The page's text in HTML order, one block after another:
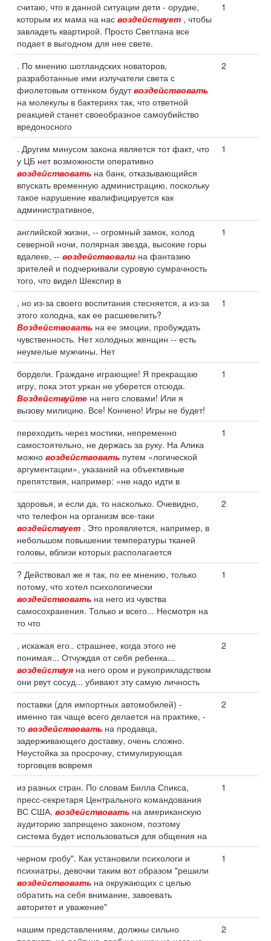
считаю, что в данной ситуации дети - орудие,
которым их мама на нас воздействует , чтобы
завладеть квартирой. Просто Светлана все
подает в выгодном для нее свете.
1
. По мнению шотландских новаторов,
разработанные ими излучатели света с
фиолетовым оттенком будутвоздействовать
на молекулы в бактериях так, что ответной
реакцией станет своеобразное самоубийство
вредоносного
2
. Другим минусом закона является тот факт, что
у ЦБ нет возможности оперативно
воздействовать на банк, отказывающийся
впускать временную администрацию, поскольку
такое нарушение квалифицируется как
административное,
1
английской жизни, -- огромный замок, холод
северной ночи, полярная звезда, высокие горы
вдалеке, -- воздействовали на фантазию
зрителей и подчеркивали суровую сумрачность
того, что видел Шекспир в
1
, но из-за своего воспитания стесняется, а из-за
этого холодна, как ее расшевелить?
Воздействовать на ее эмоции, пробуждать
чувственность. Нет холодных женщин -- есть
неумелые мужчины. Нет
1
бордели. Граждане играющие! Я прекращаю
игру, пока этот уркан не уберется отсюда.
Воздействуйте на него словами! Или я
вызову милицию. Все! Кончено! Игры не будет!
1
переходить через мостики, непременно
самостоятельно, не держась за руку. На Алика
можно воздействовать путем «логической
аргументации», указаний на объективные
препятствия, например: «не надо идти в
1
здоровья, и если да, то насколько. Очевидно,
что телефон на организм все-таки
воздействует . Это проявляется, например, в
небольшом повышении температуры тканей
головы, вблизи которых располагается
2
? Действовал же я так, по ее мнению, только
потому, что хотел психологически
воздействовать на него из чувства
самосохранения. Только и всего... Несмотря на
то что
1
, искажая его.. страшнее, когда этого не
понимая... Отчуждая от себя ребенка...
воздействуя на него ором и рукоприкладством
они рвут сосуд... убивают эту самую личность
2
поставки (для импортных автомобилей) -
именно так чаще всего делается на практике, -
то воздействовать на продавца,
задерживающего доставку, очень сложно.
Неустойка за просрочку, стимулирующая
торговцев вовремя
2
из разных стран. По словам Билла Спикса,
пресс-секретаря Центрального командования
ВС США, воздействовать на американскую
аудиторию запрещено законом, поэтому
система будет использоваться для общения на
1
черном гробу". Как установили психологи и
психиатры, девочки таким вот образом "решили
воздействовать на окружающих с целью
обратить на себя внимание, завоевать
авторитет и уважение"
1
нашим представлениям, должны сильно
2